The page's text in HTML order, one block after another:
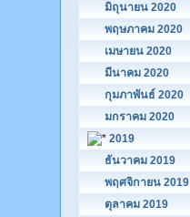
มิถุนายน 2020
พฤษภาคม 2020
เมษายน 2020
มีนาคม 2020
กุมภาพันธ์ 2020
มกราคม 2020
2019
ธันวาคม 2019
พฤศจิกายน 2019
ตุลาคม 2019